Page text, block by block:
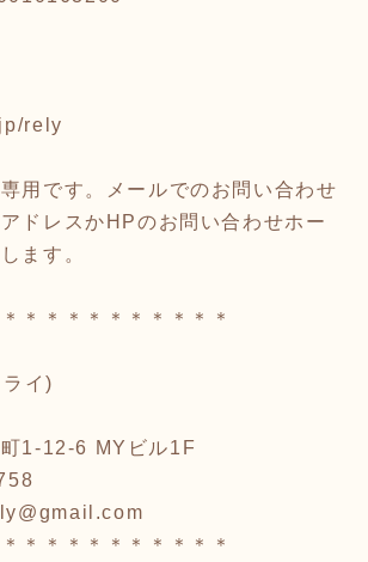
rely
用です。メールでのお問い合わせ
ドレスかHPのお問い合わせホー
ます。
＊＊＊＊＊＊＊＊＊＊
イ)
1-12-6 MYビル1F
＊＊＊＊＊＊＊＊＊＊